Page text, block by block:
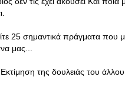
25 σημαντικά πράγματα που
μας...
της δουλειάς του